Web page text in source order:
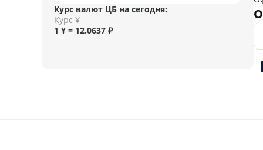
Курс валют ЦБ на сегодня:
Курс ¥
1 ¥ = 12.0637 ₽